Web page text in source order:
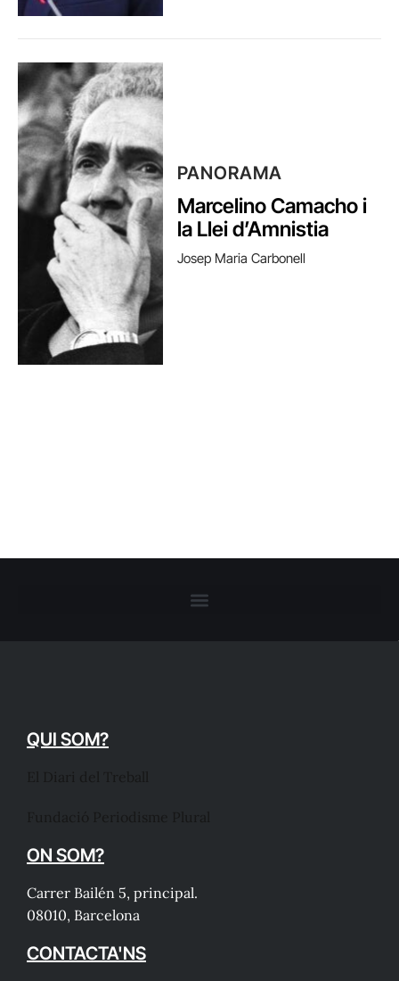
PANORAMA
Marcelino Camacho i
la Llei d’Amnistia
Josep Maria Carbonell
QUI SOM?
ON SOM?
Carrer Bailén 5, principal.
08010, Barcelona
CONTACTA'NS